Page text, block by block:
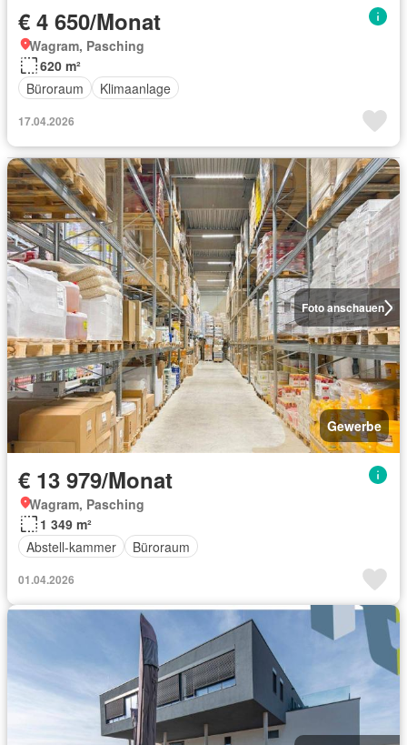
€ 4 650/Monat
Wagram, Pasching
620 m²
Büroraum
Klimaanlage
17.04.2026
Foto anschauen
Gewerbe
€ 13 979/Monat
Wagram, Pasching
1 349 m²
Abstell-kammer
Büroraum
01.04.2026